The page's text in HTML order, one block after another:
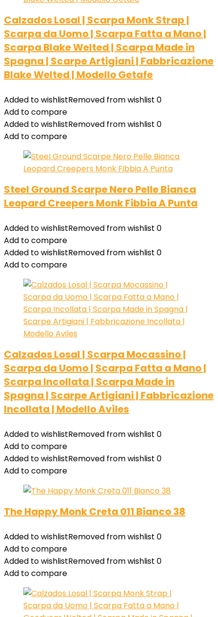
Calzados Losal | Scarpa Monk Strap |
Scarpa da Uomo | Scarpa Fatta a Mano |
Scarpa Blake Welted | Scarpa Made in
Spagna | Scarpe Artigiani | Fabbricazione
Blake Welted | Modello Getafe
Added to wishlistRemoved from wishlist 0
Add to compare
Added to wishlistRemoved from wishlist 0
Add to compare
SteeI Ground Scarpe Nero Pelle Bianca
Leopard Creepers Monk Fibbia A Punta
Added to wishlistRemoved from wishlist 0
Add to compare
Added to wishlistRemoved from wishlist 0
Add to compare
Calzados Losal | Scarpa Mocassino |
Scarpa da Uomo | Scarpa Fatta a Mano |
Scarpa Incollata | Scarpa Made in
Spagna | Scarpe Artigiani | Fabbricazione
Incollata | Modello Aviles
Added to wishlistRemoved from wishlist 0
Add to compare
Added to wishlistRemoved from wishlist 0
Add to compare
The Happy Monk Creta 011 Bianco 38
Added to wishlistRemoved from wishlist 0
Add to compare
Added to wishlistRemoved from wishlist 0
Add to compare